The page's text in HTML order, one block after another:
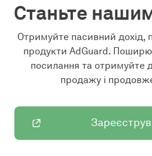
Станьте
Отримуйте пасивний дохід,
продукти AdGuard.
посилання та отримуйте
продажу і